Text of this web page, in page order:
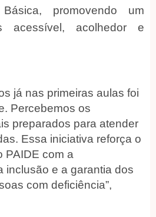
promovendo um
acessível, acolhedor e
já nas primeiras aulas foi
Percebemos os
preparados para atender
Essa iniciativa reforça o
PAIDE com a
inclusão e a garantia dos
com deficiência”,